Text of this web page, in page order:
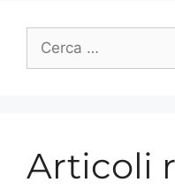
Articoli